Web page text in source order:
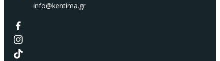
info@kentima.gr